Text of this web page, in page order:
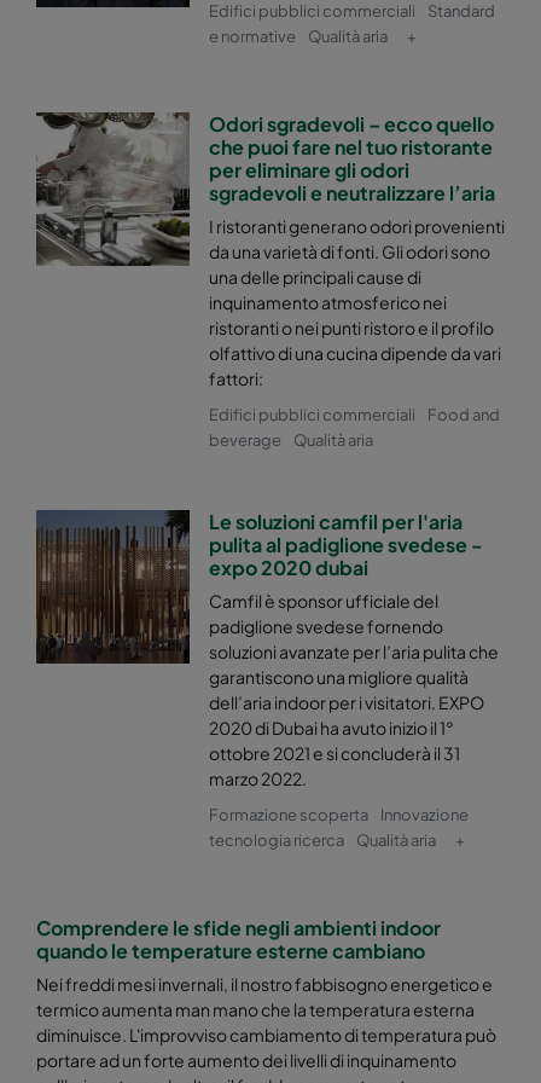
Hi-Flo XLT 0170 :: 592x287x520-10-25 ePM1
Hi-Flo XLT 0170 :: 287x287x520-5-25 ePM1
Hi-Flo XLT 0170 :: 592x592x370-10-25 ePM1
Hi-Flo XLT 0170 :: 490x592x370-8-25 ePM1
Hi-Flo XLT 0170 :: 287x592x370-5-25
Hi-Flo XLT 0170 :: 287x287x370-5-25
Hi-Flo XLT 0170 :: 592x287x370-10-25 ePM1
Hi-Flo XLT 0170 :: 592x490x370-10-25
Hi-Flo XLT 0170 :: 490x490x370-8-25 ePM1
Hi-Flo XLT 8/640 0175 :: 592x592x640-10-25 ePM1 75%
Hi-Flo XLT 9/640 0185 :: 592x592x640-10-25
Hi-Flo XLT 9/640 0185 :: 490x592x640-8-25 ePM1
Hi-Flo XLT 9/640 0185 :: 592x490x640-10-25 ePM1
Hi-Flo XLT 9/640 0185 :: 490x490x640-8-25 ePM1
Edifici pubblici commerciali
Standard
e normative
Qualità aria +
Odori sgradevoli – ecco quello
che puoi fare nel tuo ristorante
per eliminare gli odori
sgradevoli e neutralizzare l’aria
I ristoranti generano odori provenienti
da una varietà di fonti. Gli odori sono
una delle principali cause di
inquinamento atmosferico nei
ristoranti o nei punti ristoro e il profilo
olfattivo di una cucina dipende da vari
fattori:
Edifici pubblici commerciali
Food and
beverage
Qualità aria
Le soluzioni camfil per l'aria
pulita al padiglione svedese -
expo 2020 dubai
Camfil è sponsor ufficiale del
padiglione svedese fornendo
soluzioni avanzate per l’aria pulita che
garantiscono una migliore qualità
dell’aria indoor per i visitatori. EXPO
2020 di Dubai ha avuto inizio il 1°
ottobre 2021 e si concluderà il 31
marzo 2022.
Formazione scoperta
Innovazione
tecnologia ricerca
Qualità aria +
Comprendere le sfide negli ambienti indoor
quando le temperature esterne cambiano
Nei freddi mesi invernali, il nostro fabbisogno energetico e
termico aumenta man mano che la temperatura esterna
diminuisce. L'improvviso cambiamento di temperatura può
portare ad un forte aumento dei livelli di inquinamento